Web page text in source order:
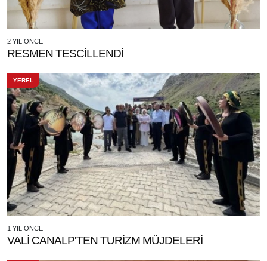
2 YIL ÖNCE
RESMEN TESCİLLENDİ
YEREL
1 YIL ÖNCE
VALİ CANALP'TEN TURİZM MÜJDELERİ